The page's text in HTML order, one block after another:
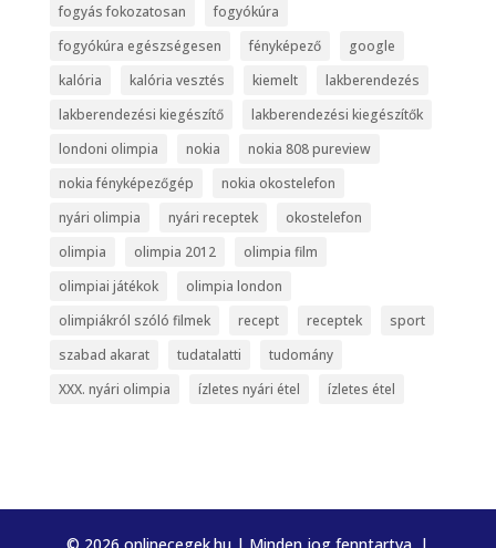
fogyás fokozatosan
fogyókúra
fogyókúra egészségesen
fényképező
google
kalória
kalória vesztés kiemelt
lakberendezés
lakberendezési kiegészítő
lakberendezési kiegészítők
londoni olimpia
nokia
nokia 808 pureview
nokia fényképezőgép
nokia okostelefon
nyári olimpia
nyári receptek
okostelefon
olimpia
olimpia 2012
olimpia film
olimpiai játékok
olimpia london
olimpiákról szóló filmek
recept receptek
sport
szabad akarat
tudatalatti
tudomány
XXX. nyári olimpia
ízletes nyári étel ízletes étel